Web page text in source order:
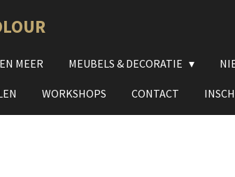
MEER MEUBELS & DECORATIE
WORKSHOPS CONTACT